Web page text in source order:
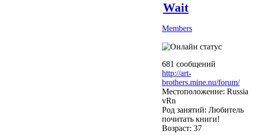
Wait
Members
681 сообщений
http://art-
brothers.mine.nu/forum/
Местоположение: Russia
vRn
Род занятий: Любитель
почитать книги!
Возраст: 37